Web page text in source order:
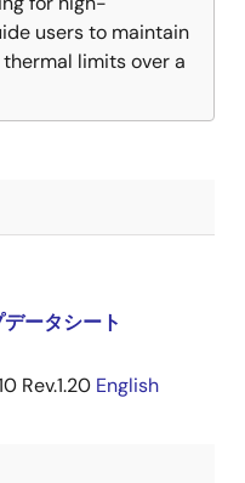
users to maintain
limits over a
ータシート
Rev.1.20 English